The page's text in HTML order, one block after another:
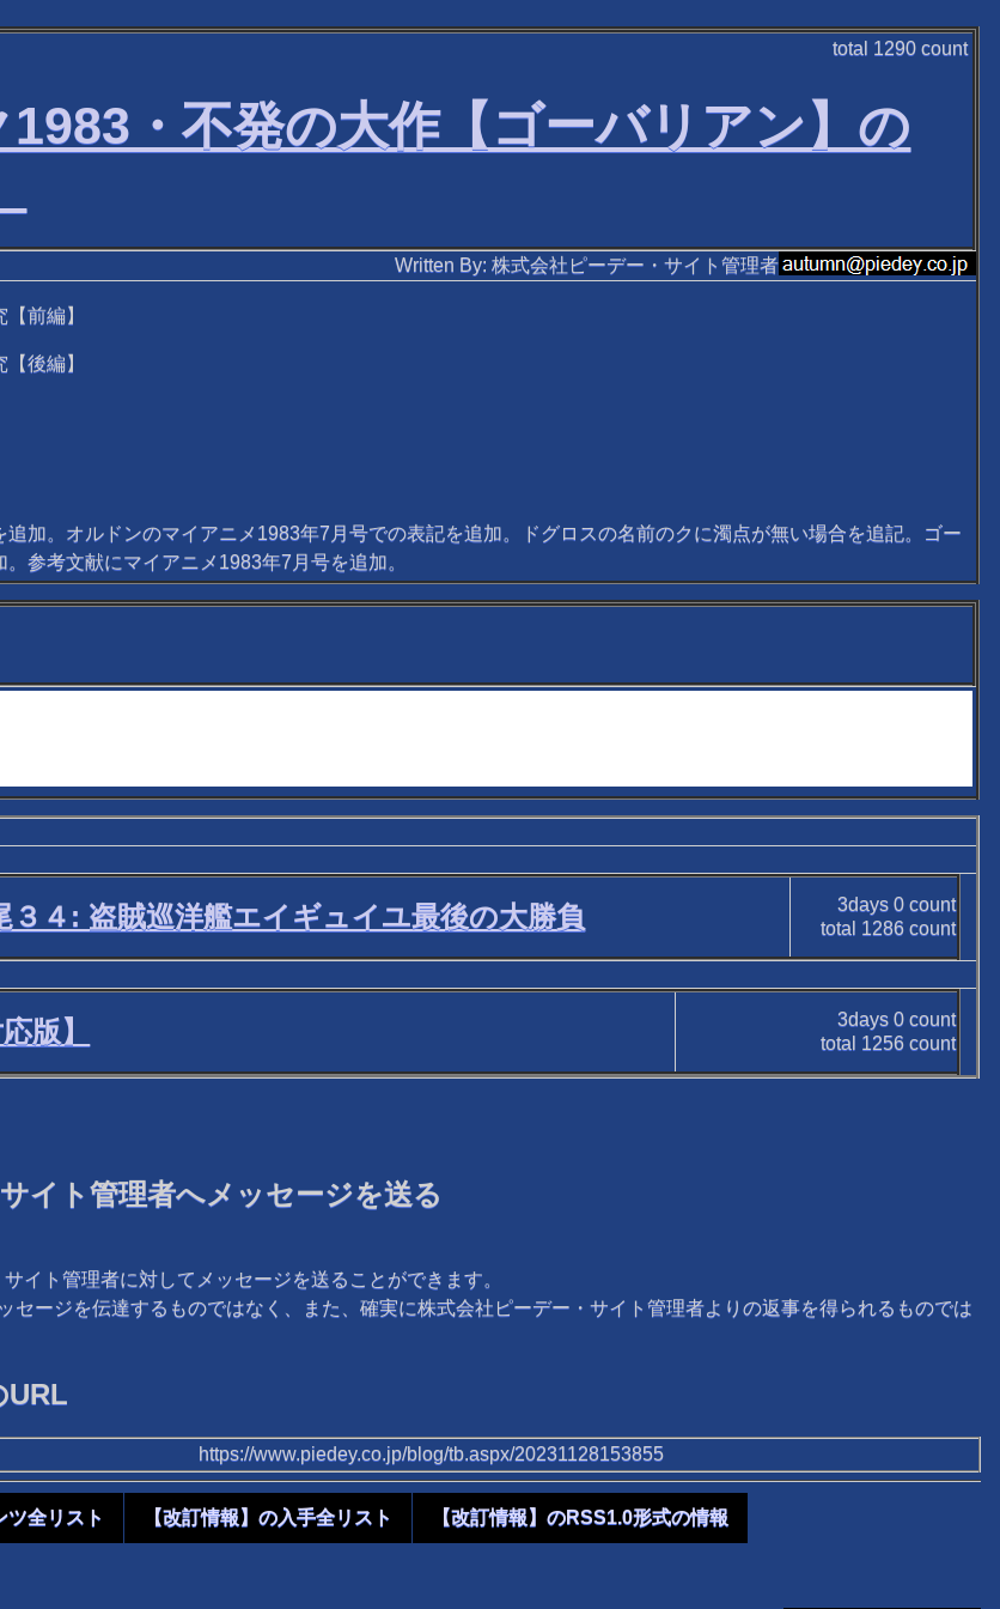
total 1290 count
1983・不発の大作【ゴーバリアン】の
Written By: 株式会社ピーデー・サイト管理者
前編】
後編】
加。オルドンのマイアニメ1983年7月号での表記を追加。ドグロスの名前のクに濁点が無い場合を追記。ゴー
参考文献にマイアニメ1983年7月号を追加。
３４: 盗賊巡洋艦エイギュイユ最後の大勝負 3days 0count
total 1286count
版】 3days 0count
total 1256count
イト管理者へメッセージを送る
イト管理者に対してメッセージを送ることができます。
ージを伝達するものではなく、また、確実に株式会社ピーデー・サイト管理者よりの返事を得られるものでは
URL
https://www.piedey.co.jp/blog/tb.aspx/20231128153855
ツ全リスト 【改訂情報】の入手全リスト 【改訂情報】のRSS1.0形式の情報